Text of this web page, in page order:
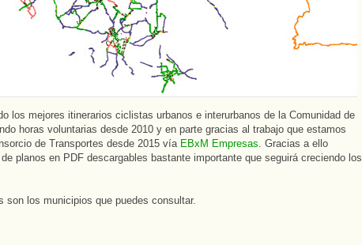
los mejores itinerarios ciclistas urbanos e interurbanos de la Comunidad de
horas voluntarias desde 2010 y en parte gracias al trabajo que estamos
de Transportes desde 2015 vía EBxM Empresas . Gracias a ello
planos en PDF descargables bastante importante que seguirá creciendo los
son los municipios que puedes consultar.